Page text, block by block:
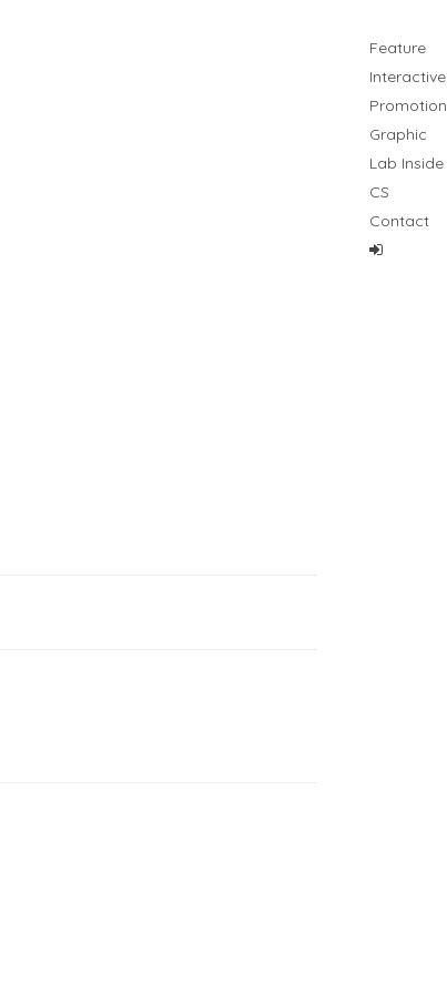
Feature
Interactive
Promotion
Graphic
Lab Inside
CS
Contact